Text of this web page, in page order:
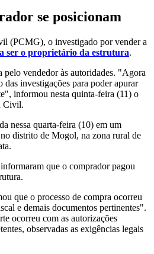
se posicionam
(PCMG), o investigado por vender a
ser o proprietário da estrutura.
pelo vendedor às autoridades. "Agora
das investigações para poder apurar
informou nesta quinta-feira (11) o
Civil.
nessa quarta-feira (10) em um
distrito de Mogol, na zona rural de
informaram que o comprador pagou
que o processo de compra ocorreu
e demais documentos pertinentes".
ocorreu com as autorizações
observadas as exigências legais